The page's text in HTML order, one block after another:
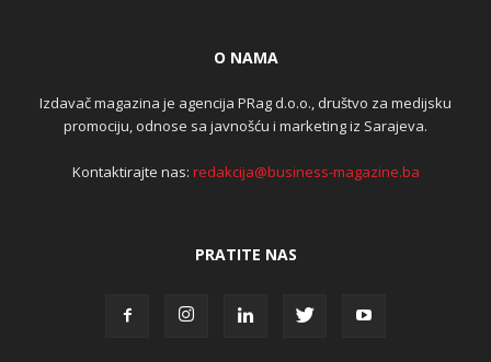
O NAMA
Izdavač magazina je agencija PRag d.o.o., društvo za medijsku
promociju, odnose sa javnošću i marketing iz Sarajeva.
Kontaktirajte nas: redakcija@business-magazine.ba
PRATITE NAS